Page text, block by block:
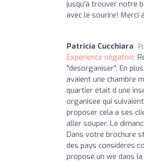
jusqu'à trouver notre
avec le sourire! Merci
Patricia Cucchiara
Expérience négative:
"desorganiser". En
avaient une chambre
quartier était d une
organisee qui
proposer cela a ses
aller souper. Le
Dans votre brochure
des pays considérés
propose un we dans